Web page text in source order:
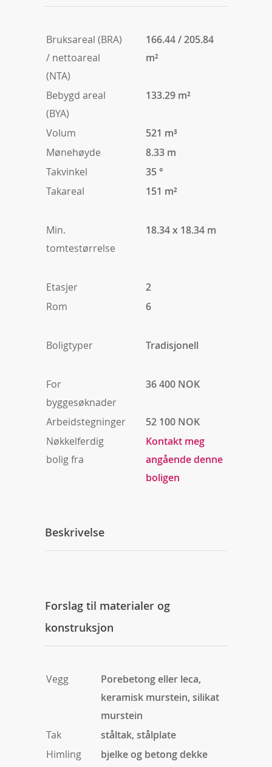
Bruksareal (BRA)
/ nettoareal
(NTA)
166.44 / 205.84
m²
Bebygd areal
(BYA)
133.29 m²
Volum
521 m³
Mønehøyde
8.33 m
Takvinkel
35 °
Takareal
151 m²
Min.
tomtestørrelse
18.34 x 18.34 m
Etasjer
2
Rom
6
Boligtyper Tradisjonell
For
byggesøknader
36 400 NOK
Arbeidstegninger
52 100 NOK
Nøkkelferdig
bolig fra
Kontakt meg
angående denne
boligen
Beskrivelse
Forslag til materialer og
konstruksjon
Vegg
Porebetong eller leca,
keramisk murstein, silikat
murstein
Tak
ståltak, stålplate
Himling
bjelke og betong dekke